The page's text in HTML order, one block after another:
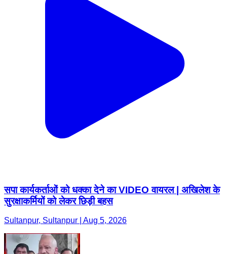
सपा कार्यकर्ताओं को धक्का देने का VIDEO वायरल | अखिलेश के
सुरक्षाकर्मियों को लेकर छिड़ी बहस
Sultanpur, Sultanpur | Aug 5, 2026